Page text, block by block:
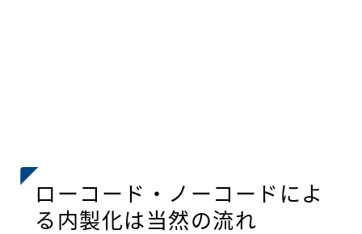
ローコード・ノーコードによ
る内製化は当然の流れ